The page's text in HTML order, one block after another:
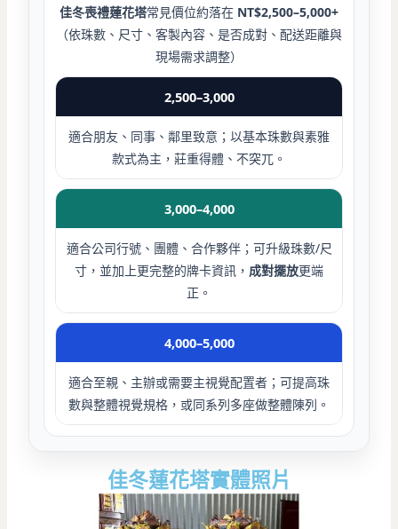
佳冬喪禮蓮花塔常見價位約落在 NT$2,500–5,000+
（依珠數、尺寸、客製內容、是否成對、配送距離與
現場需求調整）
2,500–3,000
適合朋友、同事、鄰里致意；以基本珠數與素雅
款式為主，莊重得體、不突兀。
3,000–4,000
適合公司行號、團體、合作夥伴；可升級珠數/尺
寸，並加上更完整的牌卡資訊， 成對擺放更端
正。
4,000–5,000
適合至親、主辦或需要主視覺配置者；可提高珠
數與整體視覺規格，或同系列多座做整體陳列。
佳冬蓮花塔實體照片